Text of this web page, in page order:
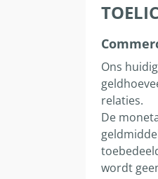
Ons
relaties.
De
wordt